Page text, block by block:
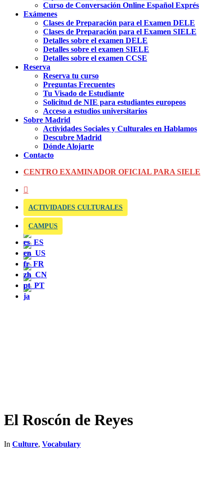
Curso de Conversación Online Español Exprés
Exámenes
Clases de Preparación para el Examen DELE
Clases de Preparación para el Examen SIELE
Detalles sobre el examen DELE
Detalles sobre el examen SIELE
Detalles sobre el examen CCSE
Reserva
Reserva tu curso
Preguntas Frecuentes
Tu Visado de Estudiante
Solicitud de NIE para estudiantes europeos
Acceso a estudios universitarios
Sobre Madrid
Actividades Sociales y Culturales en Hablamos
Descubre Madrid
Dónde Alojarte
Contacto
CENTRO EXAMINADOR OFICIAL PARA SIELE
ACTIVIDADES CULTURALES
CAMPUS
El Roscón de Reyes
In Culture, Vocabulary